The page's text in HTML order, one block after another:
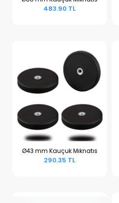
Sepete Ekle
483.90 TL
Sepete Ekle
Ø43 mm Kauçuk Mıknatıs
290.35 TL